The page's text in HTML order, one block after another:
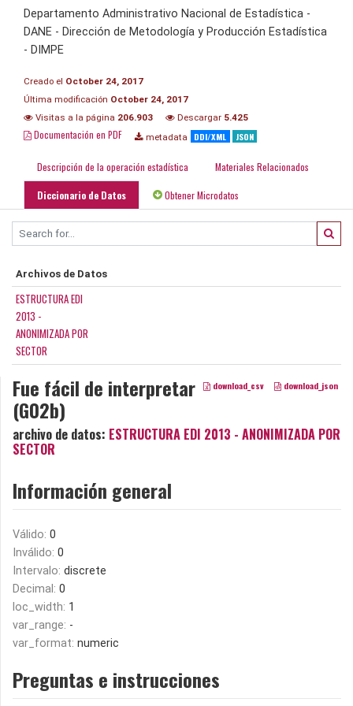
Departamento Administrativo Nacional de Estadística -
DANE - Dirección de Metodología y Producción Estadística
- DIMPE
Creado el October 24, 2017
Última modificación October 24, 2017
Visitas a la página 206.903 Descargar 5.425
Documentación en PDF metadata DDI/XML JSON
Descripción de la operación estadística Materiales Relacionados
Diccionario de Datos Obtener Microdatos
Archivos de Datos
ESTRUCTURA EDI
2013 -
ANONIMIZADA POR
SECTOR
download_csv download_json
Fue fácil de interpretar
(G02b)
archivo de datos: ESTRUCTURA EDI 2013 - ANONIMIZADA POR
SECTOR
Información general
Válido: 0
Inválido: 0
Intervalo: discrete
Decimal: 0
loc_width: 1
var_range: -
var_format: numeric
Preguntas e instrucciones